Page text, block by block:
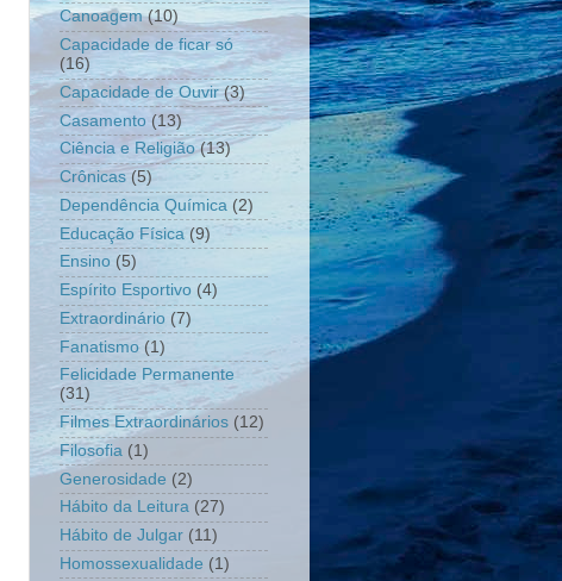
Canoagem (10)
Capacidade de ficar só
(16)
Capacidade de Ouvir (3)
Casamento (13)
Ciência e Religião (13)
Crônicas (5)
Dependência Química (2)
Educação Física (9)
Ensino (5)
Espírito Esportivo (4)
Extraordinário (7)
Fanatismo (1)
Felicidade Permanente
(31)
Filmes Extraordinários (12)
Filosofia (1)
Generosidade (2)
Hábito da Leitura (27)
Hábito de Julgar (11)
Homossexualidade (1)